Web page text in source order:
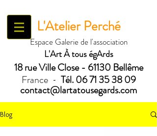
L'Atelier Perché
Espace Galerie de l'association
L'Art À tous égArds
18 rue Ville Close - 61130 Bellême
France- Tél.06 71 35 38 09
contact@lartatousegards.com
Blog